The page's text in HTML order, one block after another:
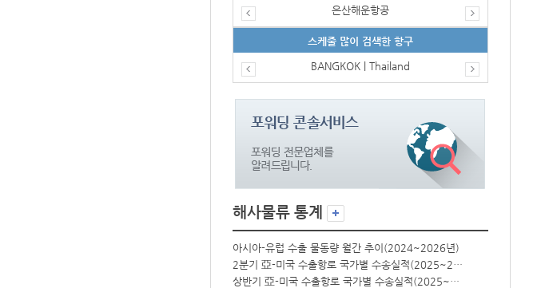
은산해운항공
스케줄 많이 검색한 항구
BANGKOK | Thailand
해사물류 통계
아시아-유럽 수출 물동량 월간 추이(2024~2026년)
2분기 亞-미국 수출항로 국가별 수송실적(2025~2026년)
상반기 亞-미국 수출항로 국가별 수송실적(2025~2026년)